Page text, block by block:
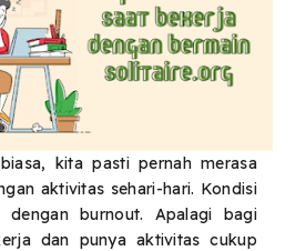
kita pasti pernah merasa
aktivitas sehari-hari. Kondisi
dengan burnout. Apalagi bagi
dan punya aktivitas cukup